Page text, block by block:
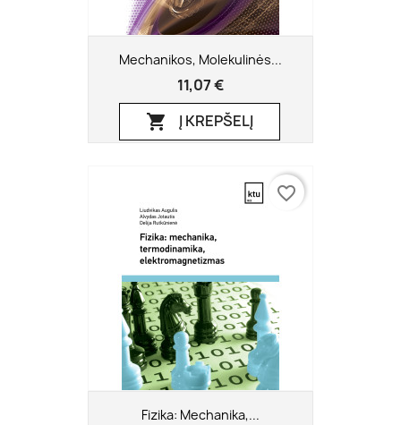
Mechanikos, Molekulinės...
11,07 €
 Į KREPŠELĮ
Fizika: Mechanika,...
favorite_border